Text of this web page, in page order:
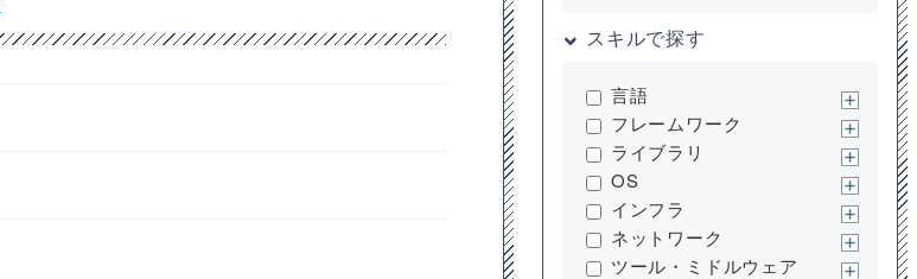
スキルで探す
言語
フレームワーク
ライブラリ
OS
インフラ
ネットワーク
ツール・ミドルウェア